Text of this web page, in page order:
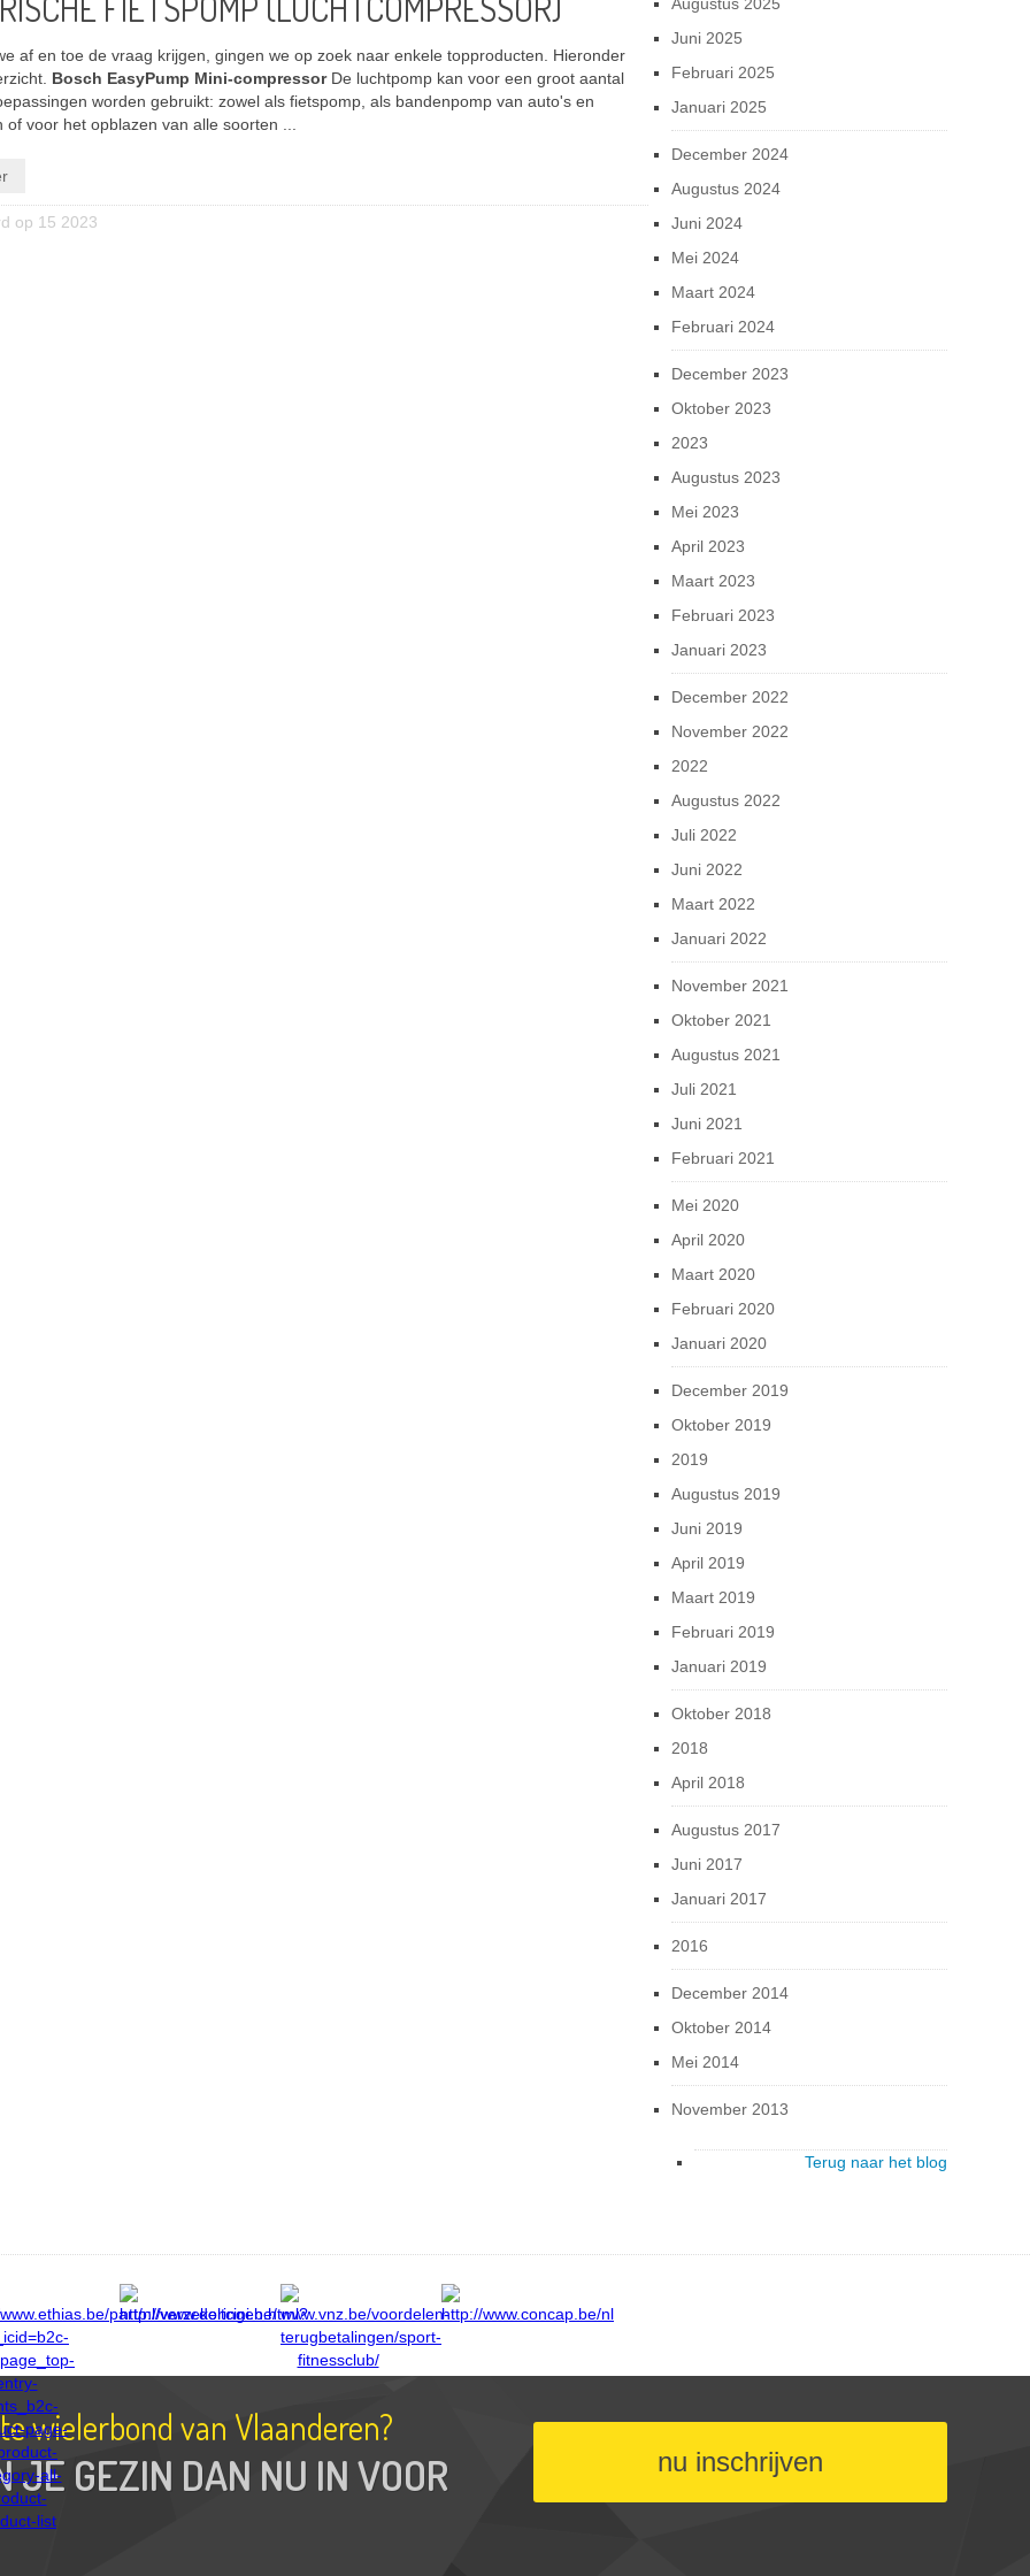
af en toe de vraag krijgen, gingen we op zoek naar enkele topproducten. Hieronder
Bosch EasyPump Mini-compressorDe luchtpomp kan voor een groot aantal
worden gebruikt: zowel als fietspomp, als bandenpomp van auto's en
of voor het opblazen van alle soorten ...
op 15 2023
Juni 2025
Februari 2025
Januari 2025
December 2024
Augustus 2024
Juni 2024
Mei 2024
Maart 2024
Februari 2024
December 2023
Oktober 2023
2023
Augustus 2023
Mei 2023
April 2023
Maart 2023
Februari 2023
Januari 2023
December 2022
November 2022
2022
Augustus 2022
Juli 2022
Juni 2022
Maart 2022
Januari 2022
November 2021
Oktober 2021
Augustus 2021
Juli 2021
Juni 2021
Februari 2021
Mei 2020
April 2020
Maart 2020
Februari 2020
Januari 2020
December 2019
Oktober 2019
2019
Augustus 2019
Juni 2019
April 2019
Maart 2019
Februari 2019
Januari 2019
Oktober 2018
2018
April 2018
Augustus 2017
Juni 2017
Januari 2017
2016
December 2014
Oktober 2014
Mei 2014
November 2013
Terug naar het blog
wielerbond van Vlaanderen?
GEZIN DAN NU IN VOOR
nu inschrijven